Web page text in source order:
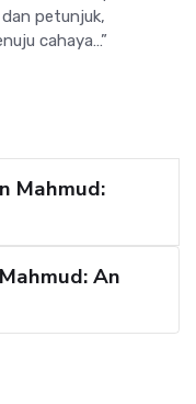
petunjuk,
cahaya…”
Mahmud:
An